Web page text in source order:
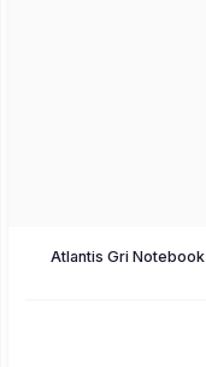
Atlantis Gri Notebook